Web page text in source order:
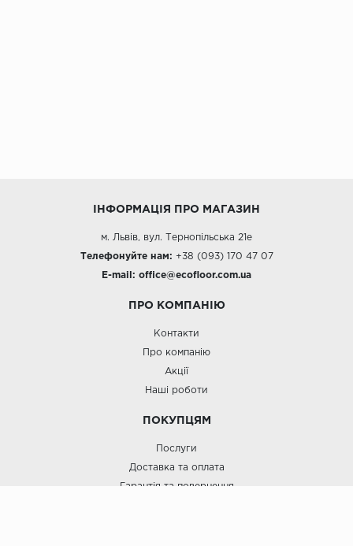
ІНФОРМАЦІЯ ПРО МАГАЗИН
м. Львів, вул. Тернопільська 21е
Телефонуйте нам: +38 (093) 170 47 07
E-mail: office@ecofloor.com.ua
ПРО КОМПАНІЮ
Контакти
Про компанію
Акції
Наші роботи
ПОКУПЦЯМ
Послуги
Доставка та оплата
Гарантія та повернення